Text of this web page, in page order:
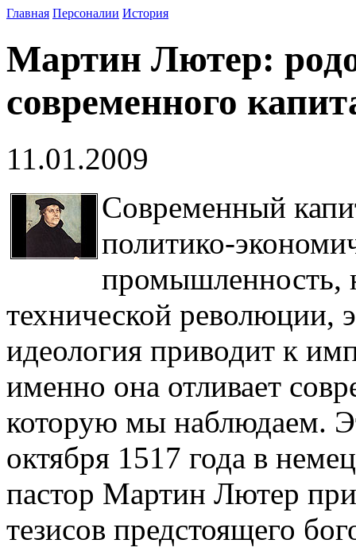
Главная Персоналии История
Мартин Лютер:
современного
11.01.2009
Современный
политико-
промышленность,
технической революции,
идеология приводит к
именно она отливает
которую мы наблюдаем.
октября 1517 года в
пастор Мартин Лютер
тезисов предстоящего